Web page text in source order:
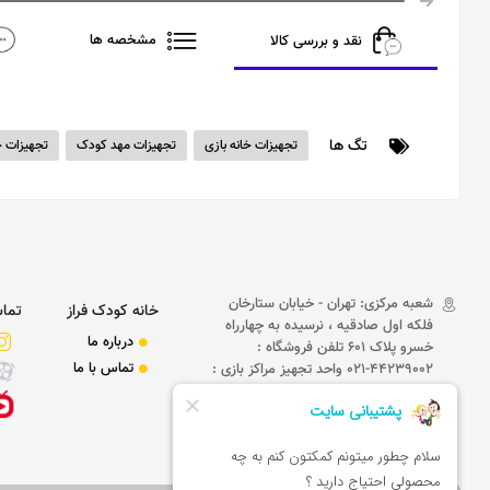
نقد و بررسی کالا مشخصه ها
تگ ها تجهیزات خانه بازی تجهیزات مهد کودک تجهیزات
شعبه مرکزی: تهران - خیابان ستارخان
فلکه اول صادقیه ، نرسیده به چهارراه
خسرو پلاک 601 تلفن فروشگاه :
44239002-021 واحد تجهیز مراکز بازی :
09101101373 ,09101101374
,09129101943,09101101372
09038731951
خانه کودک فراز
درباره ما
تماس با ما